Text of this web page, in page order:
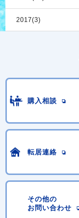
2017(3)
購入相談
転居連絡
その他の
お問い合わせ